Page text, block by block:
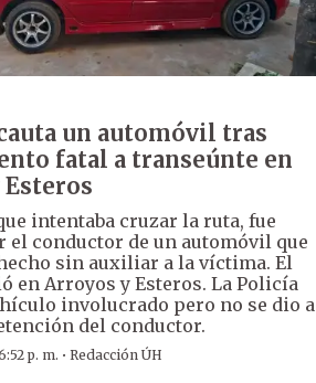
un automóvil tras
fatal a transeúnte en
intentaba cruzar la ruta, fue
el conductor de un automóvil que
sin auxiliar a la víctima. El
en Arroyos y Esteros. La Policía
involucrado pero no se dio a
del conductor.
p. m. ·Redacción ÚH